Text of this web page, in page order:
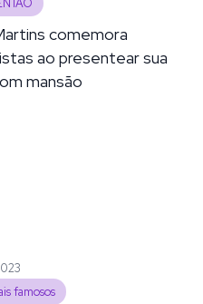
comemora
ao presentear sua
mansão
famosos